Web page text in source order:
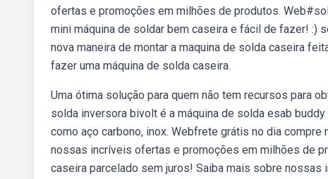
ofertas e promoções em milhões de produtos.
mini máquina de soldar bem caseira e fácil de fazer!
nova maneira de montar a maquina de solda caseira
fazer uma máquina de solda caseira.
Uma ótima solução para quem não tem recursos para
solda inversora bivolt é a máquina de solda esab
como aço carbono, inox. Webfrete grátis no dia
nossas incríveis ofertas e promoções em milhões de
caseira parcelado sem juros! Saiba mais sobre